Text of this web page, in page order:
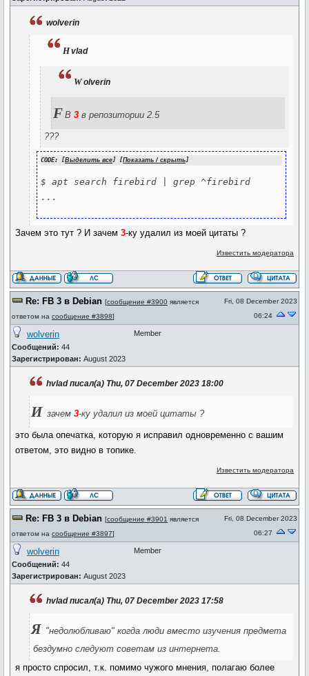
wolverin
hvlad
wolverin
F B 3в репозитории 2.5
???
CODE: [Выделить все] [Показать / скрыть]
$ apt search firebird | grep ^firebird
Зачем это тут ? И зачем3-ку удалил из моей цитаты ?
Известить модератора
Re: FB 3 в Debian [сообщение #3900 является
ответом на сообщение #3898]
Fri, 08 December 2023
06:24
wolverin
Сообщений: 44
Зарегистрирован: August 2023
Member
hvlad писал(а) Thu, 07 December 2023 18:00
И зачем 3-ку удалил из моей цитаты ?
это была опечатка, которую я исправил одновременно с вашим
ответом, это видно в топике.
Известить модератора
Re: FB 3 в Debian [сообщение #3901 является
ответом на сообщение #3897]
Fri, 08 December 2023
06:27
wolverin
Сообщений: 44
Зарегистрирован: August 2023
Member
hvlad писал(а) Thu, 07 December 2023 17:58
Я "недолюбливаю" когда люди вместо изучения предмета
бездумно следуют советам из интернета.
я просто спросил, т.к. помимо чужого мнения, полагаю более